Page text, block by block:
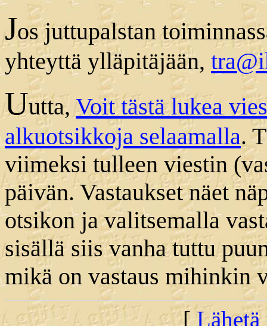
Jos juttupalstan
yhteyttä ylläpitäjään,
Uutta, Voit tästä lukea
alkuotsikkoja selaamalla.
viimeksi tulleen viestin
päivän. Vastaukset näet
otsikon ja valitsemalla
sisällä siis vanha tuttu
mikä on vastaus mihinkin
[